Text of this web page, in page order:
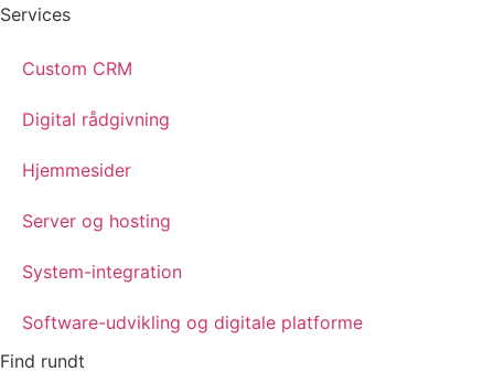
Services
Custom CRM
Digital rådgivning
Hjemmesider
Server og hosting
System-integration
Software-udvikling og digitale platforme
Find rundt